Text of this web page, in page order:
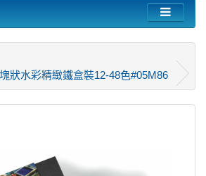
狀水彩精緻鐵盒裝12-48色#05M86